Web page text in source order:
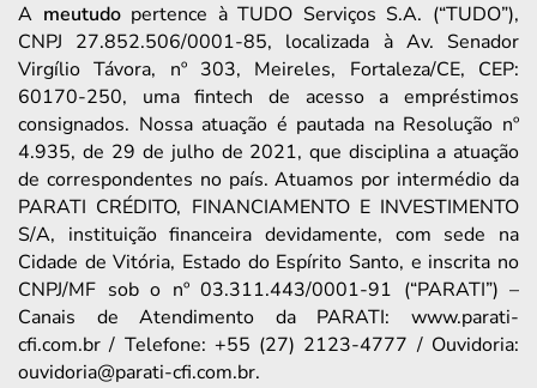
A meutudopertence à TUDO Serviços S.A. (“TUDO”),
CNPJ 27.852.506/0001-85, localizada à Av. Senador
Virgílio Távora, nº 303, Meireles, Fortaleza/CE, CEP:
60170-250, uma fintech de acesso a empréstimos
consignados. Nossa atuação é pautada na Resolução nº
4.935, de 29 de julho de 2021, que disciplina a atuação
de correspondentes no país. Atuamos por intermédio da
PARATI CRÉDITO, FINANCIAMENTO E INVESTIMENTO
S/A, instituição financeira devidamente, com sede na
Cidade de Vitória, Estado do Espírito Santo, e inscrita no
CNPJ/MF sob o nº 03.311.443/0001-91 (“PARATI”) –
Canais de Atendimento da PARATI: www.parati-
cfi.com.br / Telefone: +55 (27) 2123-4777 / Ouvidoria:
ouvidoria@parati-cfi.com.br.